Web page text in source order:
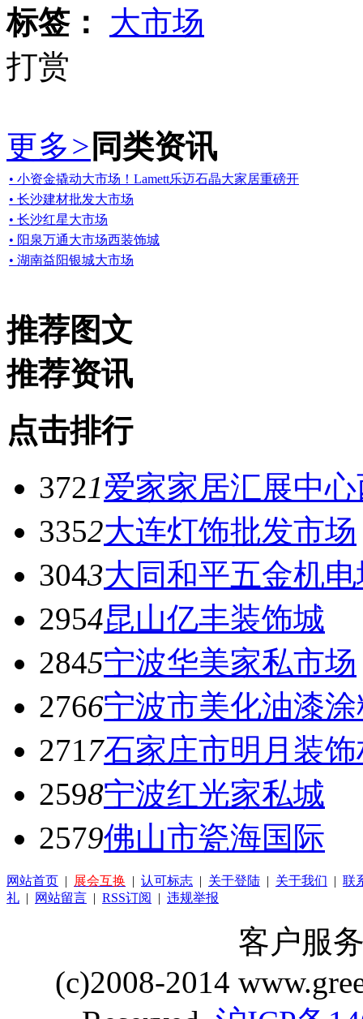
标签：
大市场
打赏
更多> 同类资讯
• 小资金撬动大市场！Lamett乐迈石晶大家居重磅开
• 长沙建材批发大市场
• 长沙红星大市场
• 阳泉万通大市场西装饰城
• 湖南益阳银城大市场
推荐图文
推荐资讯
点击排行
3721爱家家居汇展中
3352大连灯饰批发市场
3043大同和平五金机
2954昆山亿丰装饰城
2845宁波华美家私市场
2766宁波市美化油漆
2717石家庄市明月装
2598宁波红光家私城
2579佛山市瓷海国际
网站首页 | 展会互换 | 认可标志 | 关于登陆 | 关于我们 | 联
礼 | 网站留言 | RSS订阅 | 违规举报
客户服
(c)2008-2014